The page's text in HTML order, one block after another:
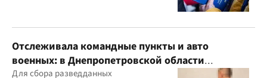
Отслеживала командные пункты и авто
военных: в Днепропетровской области
задержали агентку ФСБ
Для сбора разведданных